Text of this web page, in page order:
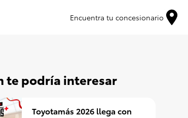
Encuentra tu concesionario
te podría interesar
Toyotamás 2026 llega con